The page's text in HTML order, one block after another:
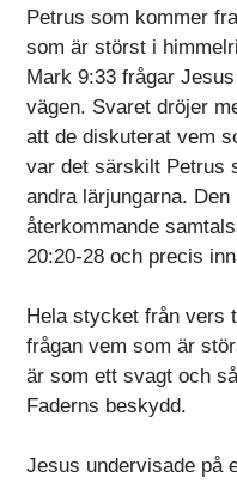
Petrus som kommer
som är störst i
Mark 9:33 frågar
vägen. Svaret dröjer
att de diskuterat vem
var det särskilt Petrus
andra lärjungarna.
återkommande
20:20-28 och precis
Hela stycket från vers
frågan vem som är
är som ett svagt och
Faderns beskydd.
Jesus undervisade på